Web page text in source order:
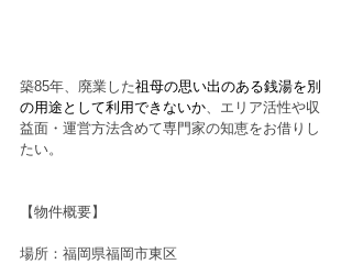
築85年、廃業した祖母の思い出のある銭湯を別
の用途として利用できないか、エリア活性や収
益面・運営方法含めて専門家の知恵をお借りし
たい。
【物件概要】
場所：福岡県福岡市東区